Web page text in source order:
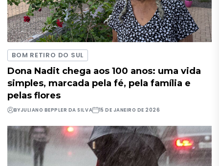
BOM RETIRO DO SUL
Dona Nadit chega aos 100 anos: uma vida
simples, marcada pela fé, pela família e
pelas flores
BYJULIANO BEPPLER DA SILVA 15 DE JANEIRO DE 2026